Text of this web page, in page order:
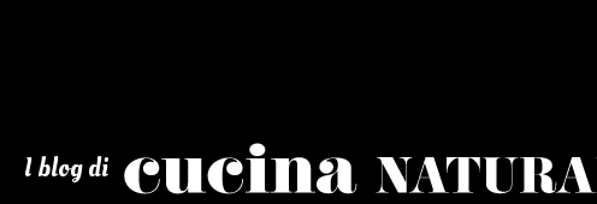
I blog di Naturale